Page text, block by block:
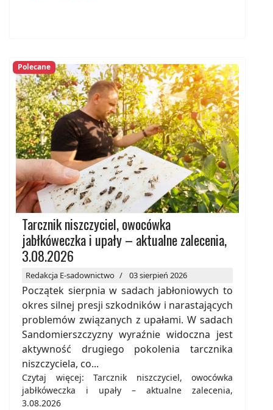
Polecane
Tarcznik niszczyciel, owocówka
jabłkóweczka i upały – aktualne zalecenia,
3.08.2026
Redakcja E-sadownictwo 03 sierpień 2026
Początek sierpnia w sadach jabłoniowych to
okres silnej presji szkodników i narastających
problemów związanych z upałami. W sadach
Sandomierszczyzny wyraźnie widoczna jest
aktywność drugiego pokolenia tarcznika
niszczyciela, co...
Czytaj więcej: Tarcznik niszczyciel, owocówka
jabłkóweczka i upały – aktualne zalecenia,
3.08.2026